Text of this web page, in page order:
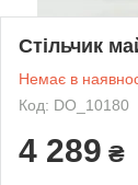
Стільчик
Немає в
Код: DO_10180
4 289 ₴